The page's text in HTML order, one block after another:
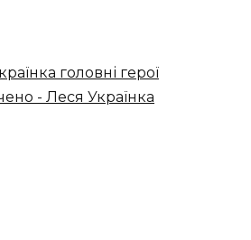
головні герої
- Леся Українка